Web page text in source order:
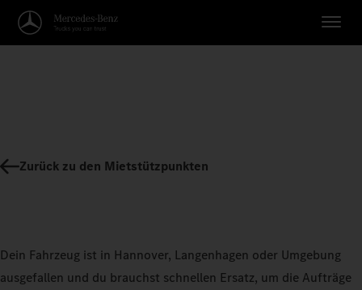
Zurück zu den Mietstützpunkten
Dein Fahrzeug ist in Hannover, Langenhagen oder Umgebung
ausgefallen und du brauchst schnellen Ersatz, um die Aufträge